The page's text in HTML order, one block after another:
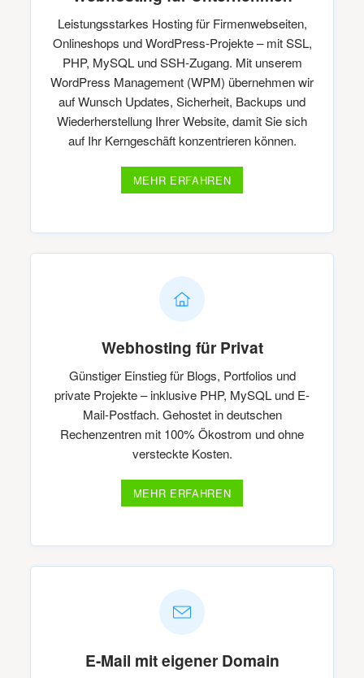
Leistungsstarkes Hosting für Firmenwebseiten,
Onlineshops und WordPress-Projekte – mit SSL,
PHP, MySQL und SSH-Zugang. Mit unserem
WordPress Management (WPM) übernehmen wir
auf Wunsch Updates, Sicherheit, Backups und
Wiederherstellung Ihrer Website, damit Sie sich
auf Ihr Kerngeschäft konzentrieren können.
MEHR ERFAHREN
Webhosting für Privat
Günstiger Einstieg für Blogs, Portfolios und
private Projekte – inklusive PHP, MySQL und E-
Mail-Postfach. Gehostet in deutschen
Rechenzentren mit 100% Ökostrom und ohne
versteckte Kosten.
MEHR ERFAHREN
E-Mail mit eigener Domain